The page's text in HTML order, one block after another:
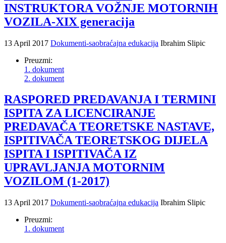
INSTRUKTORA VOŽNJE MOTORNIH
VOZILA-XIX generacija
13 April 2017 Dokumenti-saobraćajna edukacija Ibrahim Slipic
Preuzmi:
1. dokument
2. dokument
RASPORED PREDAVANJA I TERMINI
ISPITA ZA LICENCIRANJE
PREDAVAČA TEORETSKE NASTAVE,
ISPITIVAČA TEORETSKOG DIJELA
ISPITA I ISPITIVAČA IZ
UPRAVLJANJA MOTORNIM
VOZILOM (1-2017)
13 April 2017 Dokumenti-saobraćajna edukacija Ibrahim Slipic
Preuzmi:
1. dokument